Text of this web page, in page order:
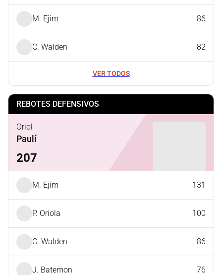
M. Ejim 86
C. Walden 82
VER TODOS
REBOTES DEFENSIVOS
Oriol
Paulí
207
M. Ejim 131
P. Oriola 100
C. Walden 86
J. Batemon 76